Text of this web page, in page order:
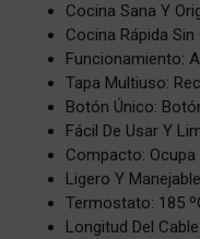
Cocina Sana Y
Cocina Rápida
Funcionamiento:
Tapa Multiuso:
Botón Único:
Fácil De Usar Y
Compacto:
Ligero Y
Termostato: 185
Longitud Del